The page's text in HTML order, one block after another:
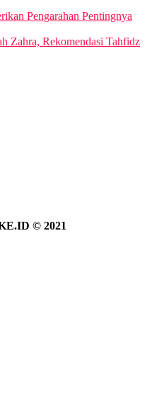
Pengarahan Pentingnya
Zahra, Rekomendasi Tahfidz
© 2021